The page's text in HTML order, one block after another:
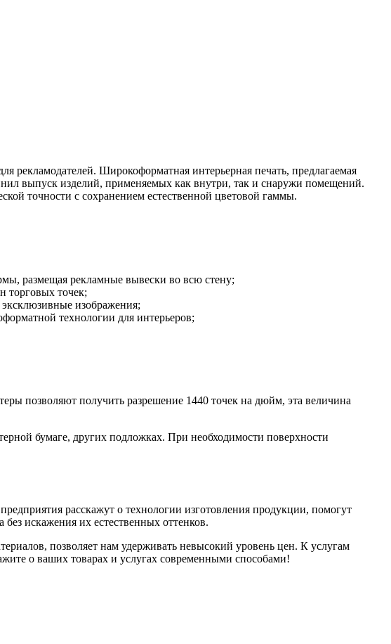
рекламодателей. Широкоформатная интерьерная печать, предлагаемая
выпуск изделий, применяемых как внутри, так и снаружи помещений.
точности с сохранением естественной цветовой гаммы.
размещая рекламные вывески во всю стену;
торговых точек;
изображения;
технологии для интерьеров;
позволяют получить разрешение 1440 точек на дюйм, эта величина
бумаге, других подложках. При необходимости поверхности
расскажут о технологии изготовления продукции, помогут
искажения их естественных оттенков.
позволяет нам удерживать невысокий уровень цен. К услугам
о ваших товарах и услугах современными способами!